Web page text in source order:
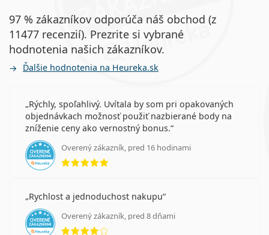
97 % zákazníkov odporúča náš obchod (z
11477 recenzií). Prezrite si vybrané
hodnotenia našich zákazníkov.
Ďalšie hodnotenia na Heureka.sk
Rýchly, spoľahlivý. Uvítala by som pri opakovaných
objednávkach možnosť použiť nazbierané body na
zníženie ceny ako vernostný bonus.
Overený zákazník, pred 16 hodinami
hodnotenie 5 z 5
Rychlost a jednoduchost nakupu
Overený zákazník, pred 8 dňami
hodnotenie 4 z 5